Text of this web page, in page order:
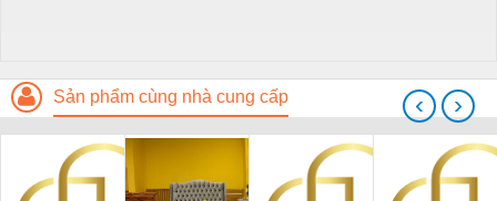
Sản phẩm cùng nhà cung cấp ‹ ›